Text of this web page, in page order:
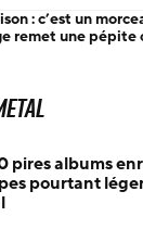
: c’est un
remet une pépite
pires albums
pourtant